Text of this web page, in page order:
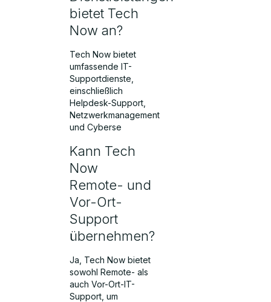
bietet Tech
Now an?
Tech Now bietet
umfassende IT-
Supportdienste,
einschließlich
Helpdesk-Support,
Netzwerkmanagement
und Cyberse
Kann Tech
Now
Remote- und
Vor-Ort-
Support
übernehmen?
Ja, Tech Now bietet
sowohl Remote- als
auch Vor-Ort-IT-
Support, um